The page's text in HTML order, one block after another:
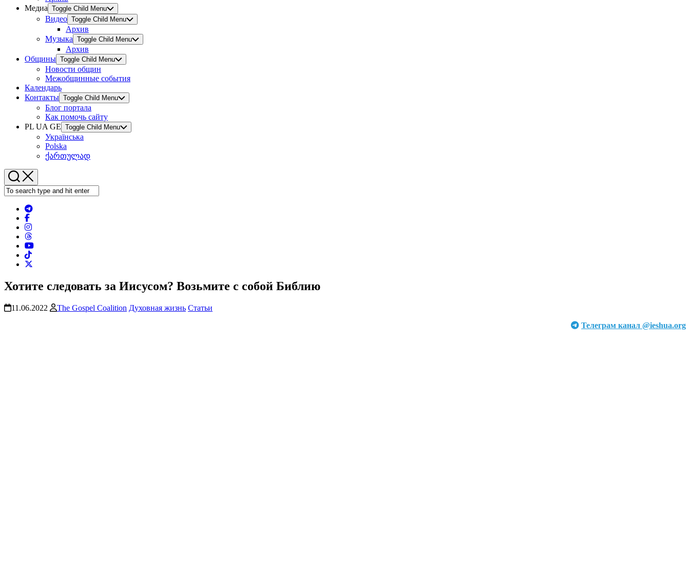
Медиа Toggle Child Menu
Видео Toggle Child Menu
Архив
Музыка Toggle Child Menu
Архив
Общины Toggle Child Menu
Новости общин
Межобщинные события
Календарь
Контакты Toggle Child Menu
Блог портала
Как помочь сайту
PL UA GE Toggle Child Menu
Українська
Polska
ქართულად
Хотите следовать за Иисусом? Возьмите с собой Библию
11.06.2022 The Gospel Coalition Духовная жизнь Статьи
Телеграм канал @ieshua.org